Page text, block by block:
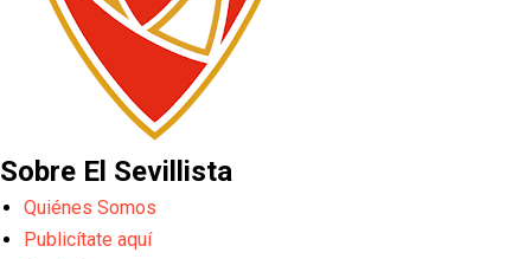
Sobre El Sevillista
Quiénes Somos
Publicítate aquí